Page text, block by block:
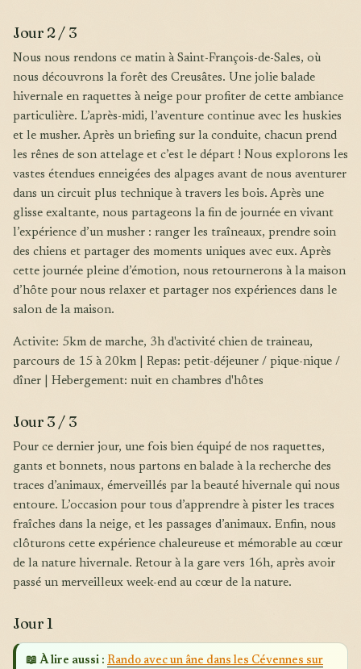
Jour 2 / 3
Nous nous rendons ce matin à Saint-François-de-Sales, où
nous découvrons la forêt des Creusâtes. Une jolie balade
hivernale en raquettes à neige pour profiter de cette ambiance
particulière. L’après-midi, l’aventure continue avec les huskies
et le musher. Après un briefing sur la conduite, chacun prend
les rênes de son attelage et c’est le départ ! Nous explorons les
vastes étendues enneigées des alpages avant de nous aventurer
dans un circuit plus technique à travers les bois. Après une
glisse exaltante, nous partageons la fin de journée en vivant
l’expérience d’un musher : ranger les traîneaux, prendre soin
des chiens et partager des moments uniques avec eux. Après
cette journée pleine d’émotion, nous retournerons à la maison
d’hôte pour nous relaxer et partager nos expériences dans le
salon de la maison.
Activite: 5km de marche, 3h d'activité chien de traineau,
parcours de 15 à 20km | Repas: petit-déjeuner / pique-nique /
dîner | Hebergement: nuit en chambres d'hôtes
Jour 3 / 3
Pour ce dernier jour, une fois bien équipé de nos raquettes,
gants et bonnets, nous partons en balade à la recherche des
traces d’animaux, émerveillés par la beauté hivernale qui nous
entoure. L’occasion pour tous d’apprendre à pister les traces
fraîches dans la neige, et les passages d’animaux. Enfin, nous
clôturons cette expérience chaleureuse et mémorable au cœur
de la nature hivernale. Retour à la gare vers 16h, après avoir
passé un merveilleux week-end au cœur de la nature.
Jour 1
📖 À lire aussi : Rando avec un âne dans les Cévennes sur